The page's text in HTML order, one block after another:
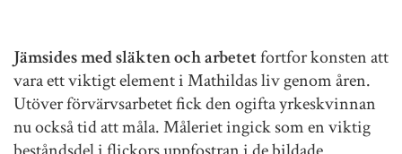
Jämsides med släktenoch arbetetfortfor konsten att
vara ett viktigt element i Mathildas liv genom åren.
Utöver förvärvsarbetet fick den ogifta yrkeskvinnan
nu också tid att måla. Måleriet ingick som en viktig